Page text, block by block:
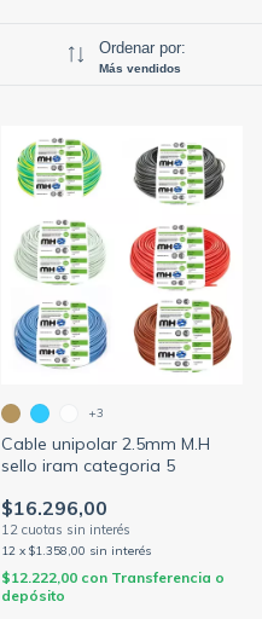
Ordenar por:
Más vendidos
Cable unipolar 2.5mm M.H
sello iram categoria 5
$16.296,00
12 x $1.358,00 sin interés
$12.222,00 con Transferencia o
depósito
+3